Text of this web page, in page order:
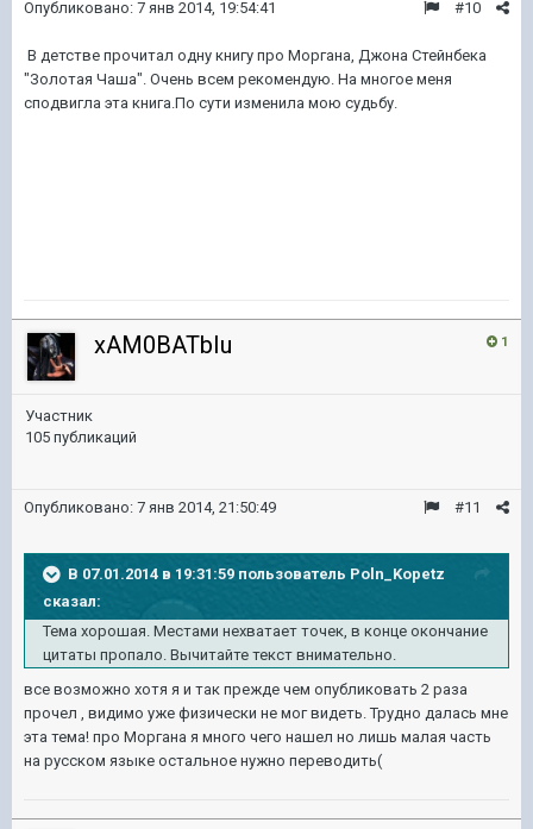
#10
Опубликовано: 7 янв 2014, 19:54:41
В детстве прочитал одну книгу про Моргана, Джона Стейнбека
"Золотая Чаша". Очень всем рекомендую. На многое меня
сподвигла эта книга.По сути изменила мою судьбу.
1
xAM0BATbIu
Участник
105 публикаций
#11
Опубликовано: 7 янв 2014, 21:50:49
В 07.01.2014 в 19:31:59 пользователь Poln_Kopetz
сказал:
Тема хорошая. Местами нехватает точек, в конце окончание
цитаты пропало. Вычитайте текст внимательно.
все возможно хотя я и так прежде чем опубликовать 2 раза
прочел , видимо уже физически не мог видеть. Трудно далась мне
эта тема! про Моргана я много чего нашел но лишь малая часть
на русском языке остальное нужно переводить(